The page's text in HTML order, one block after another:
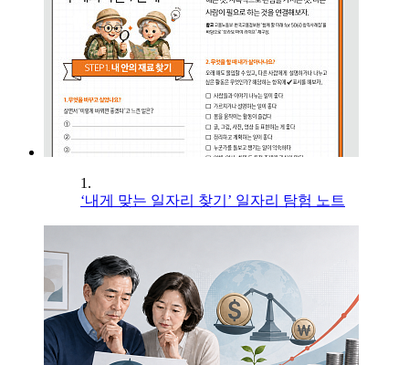
1.
‘내게 맞는 일자리 찾기’ 일자리 탐험 노트